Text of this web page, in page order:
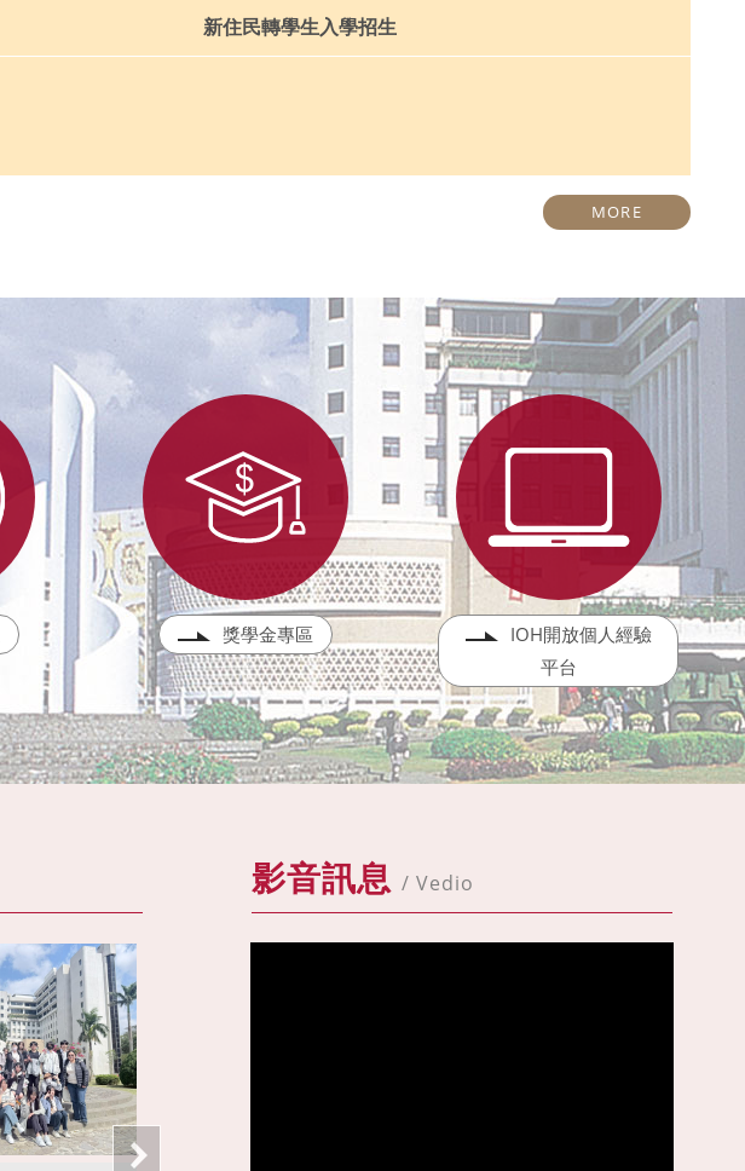
新住民轉學生入學招生
MORE
獎學金專區
IOH開放個人經驗
平台
影音訊息 / Vedio